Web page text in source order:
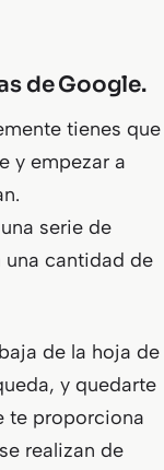
de Google.
tienes que
y empezar a
serie de
una cantidad de
de la hoja de
y quedarte
te proporciona
realizan de